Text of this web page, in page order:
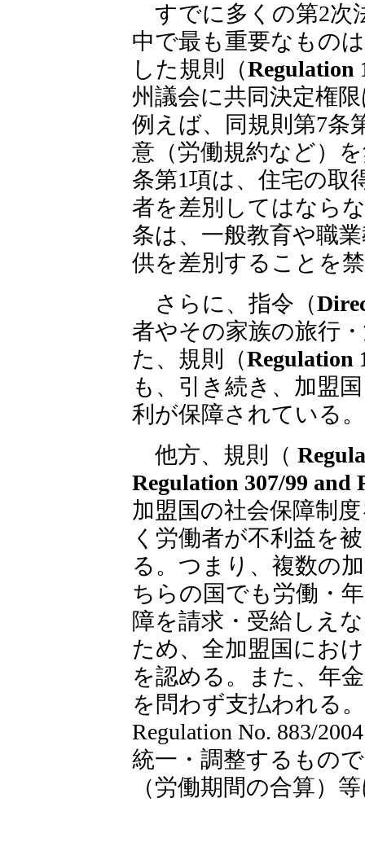
すでに多くの第2次
中で最も重要なもの
した規則（Regulation
州議会に共同決定権
例えば、同規則第7条
意（労働規約など）
条第1項は、住宅の取
者を差別してはなら
条は、一般教育や職
供を差別することを
さらに、指令（
者やその家族の旅行
た、規則（Regulation
も、引き続き、加盟
利が保障されている。
他方、規則（
Regulation 307/99 and
加盟国の社会保障制
く労働者が不利益を
る。 つまり、複数の
ちらの国でも労働・
障を請求・受給しえ
ため、全加盟国にお
を認める。また、年
を問わず支払われる
Regulation No. 883/
統一・調整するもの
（労働期間の合算）